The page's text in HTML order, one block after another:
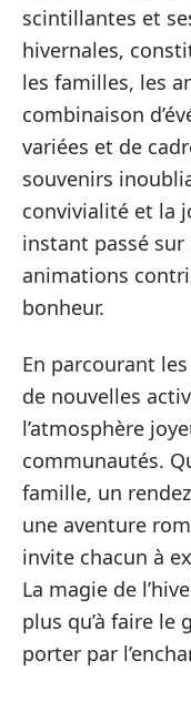
scintillantes et
hivernales,
les familles, les
combinaison
variées et de
souvenirs
convivialité et la
instant passé
animations
bonheur.
En parcourant
de nouvelles
l’atmosphère
communautés.
famille, un
une aventure
invite chacun à
La magie de
plus qu’à faire le
porter par